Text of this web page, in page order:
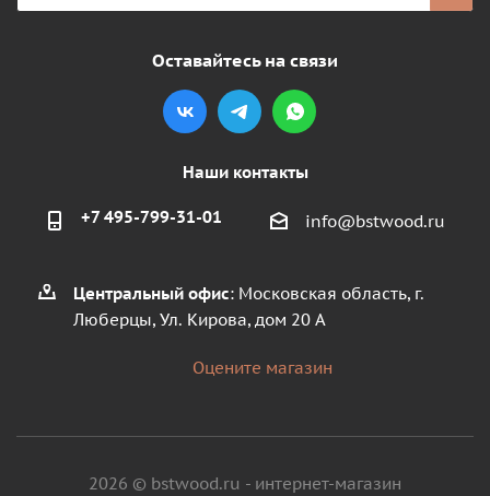
Оставайтесь на связи
Наши контакты
+7 495-799-31-01 info@bstwood.ru
Центральный офис: Московская область, г.
Люберцы, Ул. Кирова, дом 20 А
Оцените магазин
2026 © bstwood.ru - интернет-магазин